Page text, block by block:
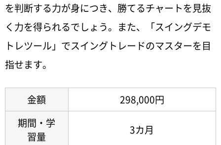
を判断する力が身につき、勝てるチャートを見抜
く力を得られるでしょう。また、「スイングデモ
トレツール」でスイングトレードのマスターを目
指せます。
金額
298,000円
期間・学
習量
3カ月